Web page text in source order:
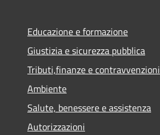
Educazione e formazione
Giustizia e sicurezza pubblica
Tributi,finanze e contravvenzioni
Ambiente
Salute, benessere e assistenza
Autorizzazioni